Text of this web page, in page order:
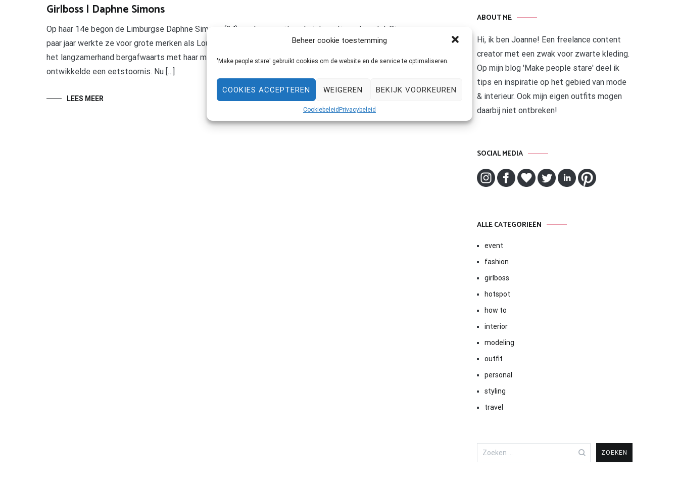
Beheer cookie toestemming
'Make people stare' gebruikt cookies om de website en de service te optimaliseren.
COOKIES ACCEPTEREN WEIGEREN BEKIJK VOORKEUREN
Cookiebeleid Privacybeleid
Girlboss | Daphne Simons
Op haar 14e begon de Limburgse Daphne Simons (24) aan haar carrière als internationaal model. Binnen een
paar jaar werkte ze voor grote merken als Louis Vuitton, Paco Rabanne en Chloé. Ondanks al dit succes ging
het langzamerhand bergafwaarts met haar mentale en fysieke gezondheid. Daphne viel in een depressie en
ontwikkelde een eetstoornis. Nu […]
LEES MEER
ABOUT ME
Hi, ik ben Joanne! Een freelance content
creator met een zwak voor zwarte kleding.
Op mijn blog 'Make people stare' deel ik
tips en inspiratie op het gebied van mode
& interieur. Ook mijn eigen outfits mogen
daarbij niet ontbreken!
SOCIAL MEDIA
ALLE CATEGORIEËN
event
fashion
girlboss
hotspot
how to
interior
modeling
outfit
personal
styling
travel
naar: